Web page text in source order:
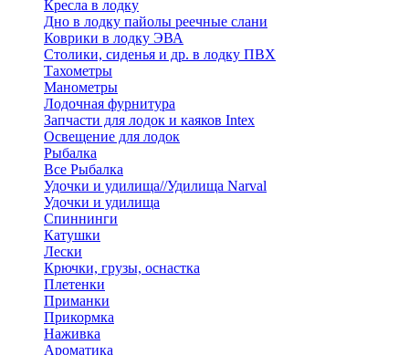
Кресла в лодку
Дно в лодку пайолы реечные слани
Коврики в лодку ЭВА
Столики, сиденья и др. в лодку ПВХ
Тахометры
Манометры
Лодочная фурнитура
Запчасти для лодок и каяков Intex
Освещение для лодок
Рыбалка
Все Рыбалка
Удочки и удилища//Удилища Narval
Удочки и удилища
Спиннинги
Катушки
Лески
Крючки, грузы, оснастка
Плетенки
Приманки
Прикормка
Наживка
Ароматика